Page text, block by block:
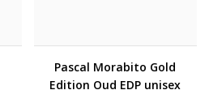
Pascal Morabito Gold
Edition Oud EDP unisex